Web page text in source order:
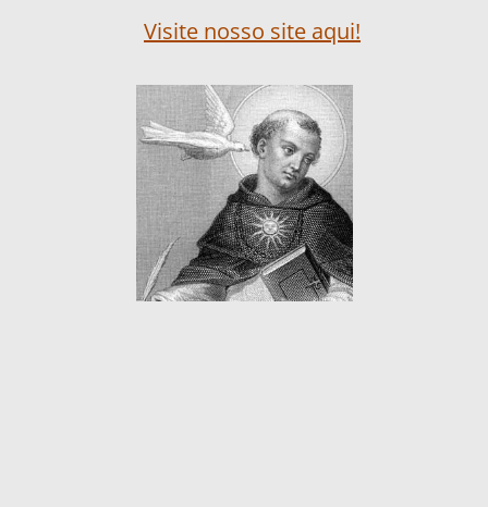
Visite nosso site aqui!